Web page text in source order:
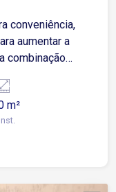
conveniência,
aumentar a
combinação
e
que
m²